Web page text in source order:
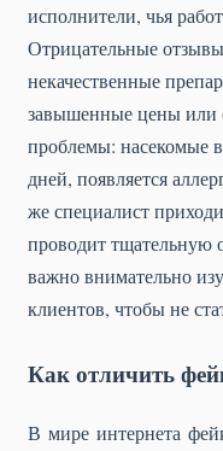
исполнители, чья
Отрицательные
некачественные
завышенные цены или
проблемы: насекомые
дней, появляется
же специалист
проводит тщательную
важно внимательно
клиентов, чтобы не
Как отличить
В мире интернета